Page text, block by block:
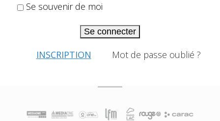
Se souvenir de moi
Se connecter
INSCRIPTION Mot de passe oublié ?